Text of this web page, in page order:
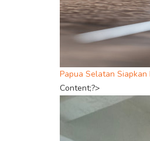
Papua Selatan Siapkan
Content;?>